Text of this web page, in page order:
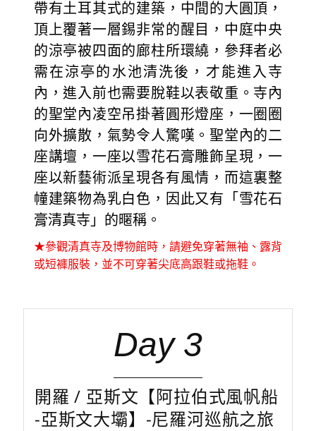
帶有土耳其式的建築，中間的大圓頂，
頂上覆著一層錫非常的醒目，中庭中央
的涼亭被四面的廊柱所環繞，參拜者必
需在涼亭的水池清洗後，才能進入寺
內，進入前也需要脫鞋以表敬重。寺內
的聖堂內凌空吊掛著圓形燈座，一圈圈
向外擴散，氣勢令人驚嘆。聖堂內的二
座講壇，一座以雪花石膏雕飾呈現，一
座以新藝術派呈現各有風情，而這裏整
幢建築物為乳白色，因此又有「雪花石
膏清真寺」的暱稱。
★參觀清真寺及博物館時，請避免穿著無袖、露背
或短褲服裝，並不可穿著尖底高跟鞋或拖鞋。
Day 3
開羅 / 亞斯文【阿拉伯式風帆船
-亞斯文大壩】-尼羅河巡航之旅